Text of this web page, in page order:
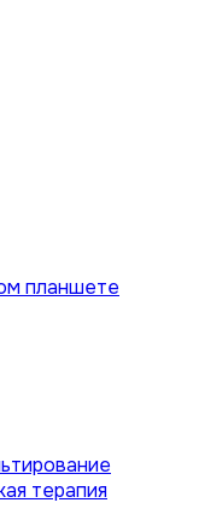
планшете
терапия